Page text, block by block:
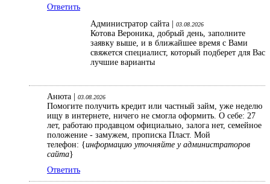
Ответить
Администратор сайта |
03.08.2026
Котова Вероника, добрый день, заполните
заявку выше, и в ближайшее время с Вами
свяжется специалист, который подберет для Вас
лучшие варианты
Анюта | 03.08.2026
Помогите получить кредит или частный займ, уже неделю
ищу в интернете, ничего не смогла оформить. О себе: 27
лет, работаю продавцом официально, залога нет, семейное
положение - замужем, прописка Пласт. Мой
телефон: {информацию уточняйте у администраторов
сайта}
Ответить